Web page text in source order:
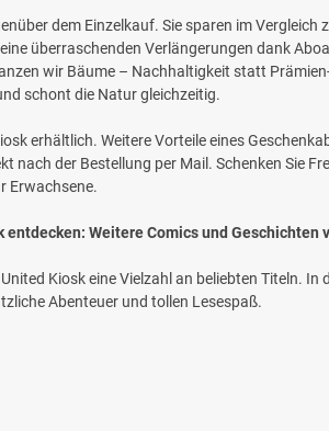
dem Einzelkauf. Sie sparen im
überraschenden Verlängerungen dank
wir Bäume – Nachhaltigkeit statt
schont die Natur gleichzeitig.
erhältlich. Weitere Vorteile eines
nach der Bestellung per Mail. Schenken Sie
Erwachsene.
Weitere Comics und Geschichten
Kiosk eine Vielzahl an beliebten Titeln. In
Abenteuer und tollen Lesespaß.